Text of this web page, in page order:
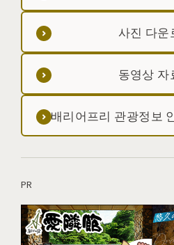
사진 다운
동영상 자
배리어프리 관광정보
PR